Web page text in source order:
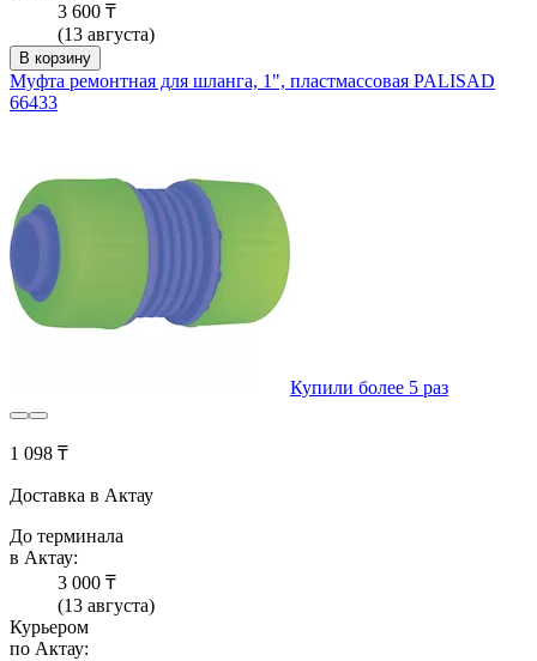
3 600 ₸
(13 августа)
В корзину
Муфта ремонтная для шланга, 1", пластмассовая PALISAD
66433
Купили более 5 раз
1 098 ₸
Доставка в Актау
До терминала
в Актау:
3 000 ₸
(13 августа)
Курьером
по Актау: